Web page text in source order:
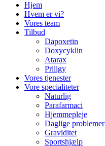
Hjem
Hvem er vi?
Vores team
Tilbud
Dapoxetin
Doxycyklin
Atarax
Priligy
Vores tjenester
Vore specialiteter
Naturlig
Parafarmaci
Hjemmepleje
Daglige problemer
Graviditet
Sportshjælp